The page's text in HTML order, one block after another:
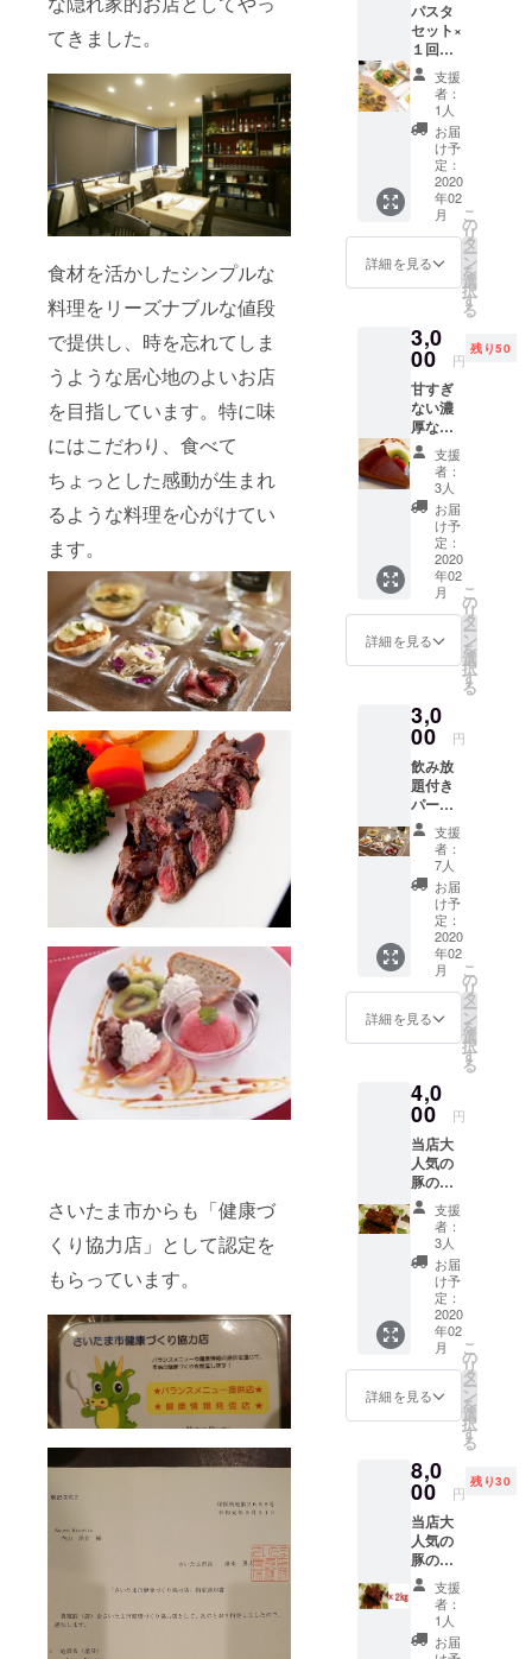
てきました。
食材を活かしたシンプルな
料理をリーズナブルな値段
で提供し、時を忘れてしま
うような居心地のよいお店
を目指しています。特に味
にはこだわり、食べて
ちょっとした感動が生まれ
るような料理を心がけてい
ます。
さいたま市からも「健康づ
くり協力店」として認定を
もらっています。
パスタ
セット×
１回 ※
ご来店
された
方限定
【サラ
ダ・パ
スタ・
ドリン
ク】が
付いた
(1,200
～1,400
円)の
円で召
し上が
れま
す。 ラ
ンチで
もディ
ナーで
も可 予
約なし
でも可
ランチ
コース
などそ
の他の
ニュー
をご注
分をお
支払い
ければ
可能で
す。 お
店の壁
にサイ
ンでき
る権利
付き 期
限は
2020年
12月末
まで
支援
者：
1人
お届
け予
定：
2020
年02
月
詳細を見る
こ
の
リ
タ
ー
ン
を
選
択
す
る
3,0
00 円
残り50
甘すぎ
ない濃
厚なビ
ター
キャラ
メルベ
イクド
チーズ
ケーキ
(12ｃ
ｍ)１
ホール※
遠方の
方でも
可(どな
店オリ
ジナ
ル！他
では
売って
いませ
ん。 材
料・・
・ク
リーム
チー
ズ・
卵・砂
糖・カ
ラメ
ル・小
麦粉・
でも。
遠方の
可。 冷
凍して
クール
便でお
届け。
送料込
み。 賞
味期
限 冷
凍で
１ヶ月
解凍は
冷蔵庫
で1日ほ
以内に
(冷蔵庫
保存の
場合) お
礼の手
紙を添
えて。
壁にサ
インで
きる権
支援
者：
3人
お届
け予
定：
2020
年02
月
詳細を見る
こ
の
リ
タ
ー
ン
を
選
択
す
る
3,0
00 円
飲み放
題付き
パー
ティー
コース
お1人様
分
4,500円
相当を
3,000円
(税込)
で。 <
料理メ
ニュー>
・前菜6
ペアリ
ブの赤
ワイン
煮 ・本
日の魚
料理 ・
本日の
パスタ
・デ
ザート
<飲み放
題メ
ニュー>
・生
ビール
・ワイ
ン ・焼
ワー) ・
ル各種
・ソフ
ンク 飲
み放題
は2時間
半制で
す。 要
予約。
有効期
支援
者：
7人
お届
け予
定：
2020
年02
月
詳細を見る
こ
の
リ
タ
ー
ン
を
選
択
す
る
4,0
00 円
当店大
人気の
豚のス
ペアリ
ブ特製
赤ワイ
ン煮込
み 1キ
ロ(10～
12本）※
遠方の
方でも
可(どな
たでも)
埼玉県
アリブ
を使っ
たの濃
厚な煮
込み。
ホロっ
と簡単
に骨が
外れる
くらい
支援
者：
3人
お届
け予
定：
2020
年02
月
詳細を見る
こ
の
リ
タ
ー
ン
を
選
択
す
る
8,0
00 円
残り30
当店大
人気の
豚のス
ペアリ
ブ特製
赤ワイ
ン煮込
み 1キ
支援
者：
1人
お届